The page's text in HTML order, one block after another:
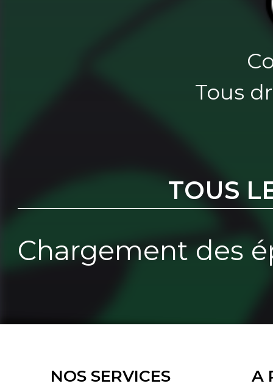
Tous
TOUS
Chargement des
NOS SERVICES A